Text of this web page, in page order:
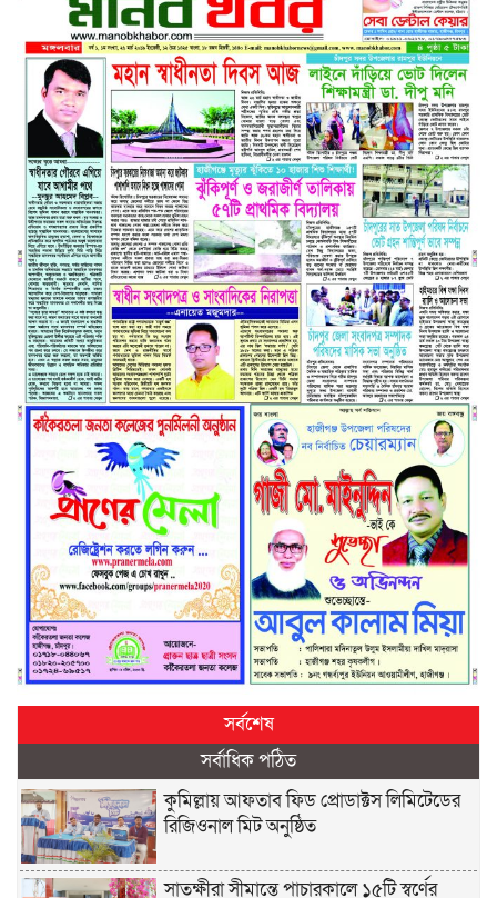
সর্বশেষ
সর্বাধিক পঠিত
কুমিল্লায় আফতাব ফিড প্রোডাক্টস লিমিটেডের
রিজিওনাল মিট অনুষ্ঠিত
সাতক্ষীরা সীমান্তে পাচারকালে ১৫টি স্বর্ণের